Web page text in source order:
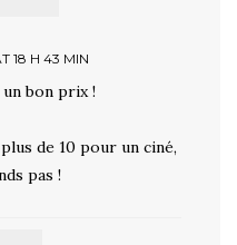
18 H 43 MIN
un bon prix !
de 10 pour un ciné,
pas !